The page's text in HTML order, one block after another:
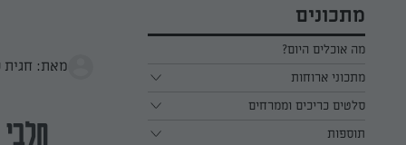
מתכונים
מה אוכלים היום?
מתכוני ארוחות
ארוחת בוקר
ארוחת צהריים
סלטים כריכים וממרחים
כל הסלטים כריכים וממרחים
תוספות
מאת: חגית